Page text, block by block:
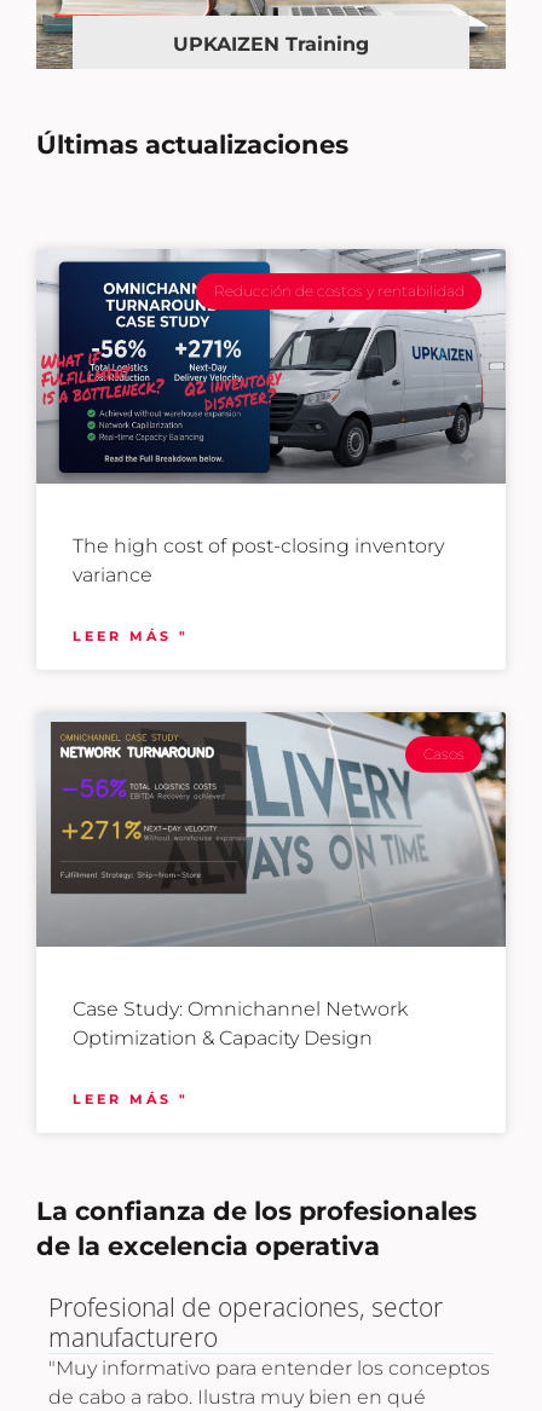
UPKAIZEN Training
Últimas actualizaciones
Reducción de costos y rentabilidad
The high cost of post-closing inventory
variance
LEER MÁS "
Casos
Case Study: Omnichannel Network
Optimization & Capacity Design
LEER MÁS "
La confianza de los profesionales
de la excelencia operativa
Director de Expansión Logística,
Comercio Internacional y Minorista.
"Muy informativo y proporcionó las
herramientas necesarias para desarrollar